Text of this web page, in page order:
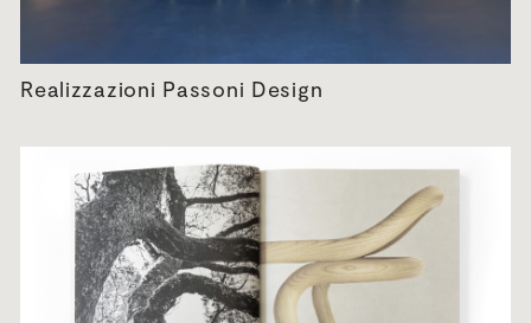
Realizzazioni Passoni Design